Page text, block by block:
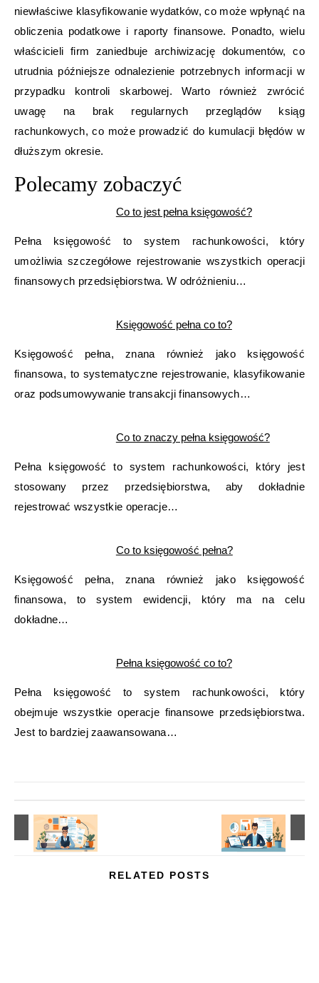
niewłaściwe klasyfikowanie wydatków, co może wpłynąć na
obliczenia podatkowe i raporty finansowe. Ponadto, wielu
właścicieli firm zaniedbuje archiwizację dokumentów, co
utrudnia późniejsze odnalezienie potrzebnych informacji w
przypadku kontroli skarbowej. Warto również zwrócić
uwagę na brak regularnych przeglądów ksiąg
rachunkowych, co może prowadzić do kumulacji błędów w
dłuższym okresie.
Polecamy zobaczyć
Co to jest pełna księgowość?
Pełna księgowość to system rachunkowości, który
umożliwia szczegółowe rejestrowanie wszystkich operacji
finansowych przedsiębiorstwa. W odróżnieniu…
Księgowość pełna co to?
Księgowość pełna, znana również jako księgowość
finansowa, to systematyczne rejestrowanie, klasyfikowanie
oraz podsumowywanie transakcji finansowych…
Co to znaczy pełna księgowość?
Pełna księgowość to system rachunkowości, który jest
stosowany przez przedsiębiorstwa, aby dokładnie
rejestrować wszystkie operacje…
Co to księgowość pełna?
Księgowość pełna, znana również jako księgowość
finansowa, to system ewidencji, który ma na celu
dokładne…
Pełna księgowość co to?
Pełna księgowość to system rachunkowości, który
obejmuje wszystkie operacje finansowe przedsiębiorstwa.
Jest to bardziej zaawansowana…
RELATED POSTS